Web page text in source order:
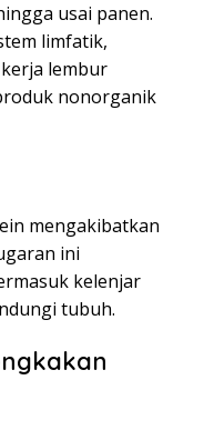
usai panen.
limfatik,
lembur
nonorganik
mengakibatkan
ini
kelenjar
tubuh.